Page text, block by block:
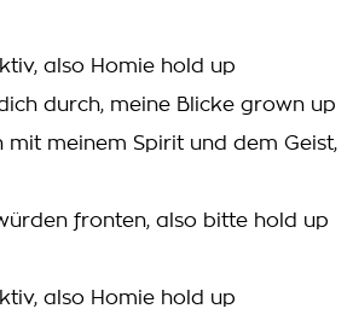
also Homie hold up
durch, meine Blicke grown up
mit meinem Spirit und dem Geist,
fronten, also bitte hold up
also Homie hold up